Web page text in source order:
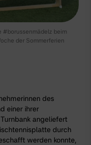
#borussenmädelz beim
der Sommerferien
des
einer ihrer
angeliefert
durch
werden konnte,